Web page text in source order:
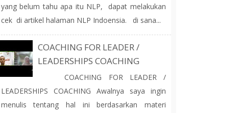
yang belum tahu apa itu NLP, dapat melakukan
cek di artikel halaman NLP Indoensia. di sana...
COACHING FOR LEADER /
LEADERSHIPS COACHING
COACHING FOR LEADER /
LEADERSHIPS COACHING Awalnya saya ingin
menulis tentang hal ini berdasarkan materi